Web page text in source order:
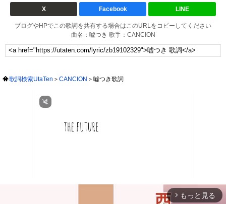
X Facebook LINE
ブログやHPでこの歌詞を共有する場合はこのURLをコピーしてください
曲名：嘘つき 歌手：CANCION
歌詞検索UtaTen CANCION 嘘つき歌詞
arrow_forward_ios もっと見る